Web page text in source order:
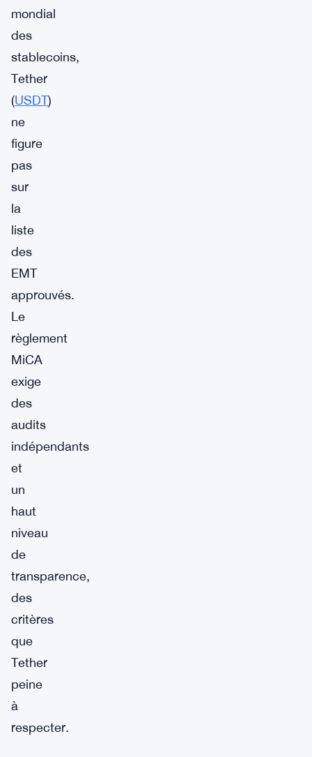
mondial
des
stablecoins,
Tether
(USDT)
ne
figure
pas
sur
la
liste
des
EMT
approuvés.
Le
règlement
MiCA
exige
des
audits
indépendants
et
un
haut
niveau
de
transparence,
des
critères
que
Tether
peine
à
respecter.